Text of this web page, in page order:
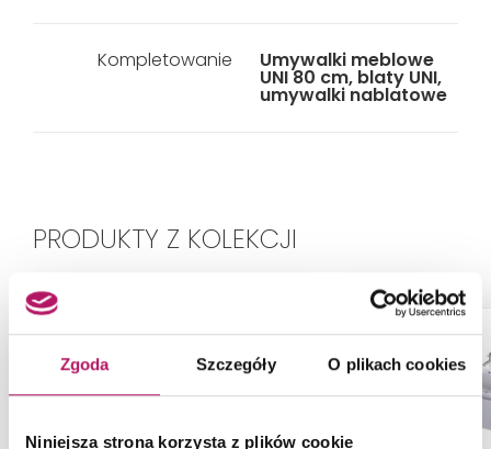
Zgoda Szczegóły O plikach cookies
Niniejsza strona korzysta z plików cookie
Kompletowanie Umywalki meblowe
UNI 80 cm, blaty UNI,
umywalki nablatowe
PRODUKTY Z KOLEKCJI